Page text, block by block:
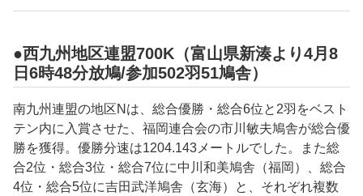
●西九州地区連盟700K（富山県新湊より4月8
日6時48分放鳩/参加502羽51鳩舎）
南九州連盟の地区Nは、総合優勝・総合6位と2羽をベスト
テン内に入賞させた、福岡連合会の市川敏夫鳩舎が総合優
勝を獲得。優勝分速は1204.143メートルでした。また総
合2位・総合3位・総合7位に中川和美鳩舎（福岡）、総合
4位・総合5位に吉田武洋鳩舎（玄海）と、それぞれ複数